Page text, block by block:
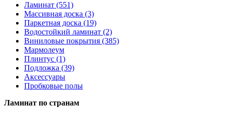
Ламинат (551)
Массивная доска (3)
Паркетная доска (19)
Водостойкий ламинат (2)
Виниловые покрытия (385)
Мармолеум
Плинтус (1)
Подложка (39)
Аксессуары
Пробковые полы
Ламинат по странам